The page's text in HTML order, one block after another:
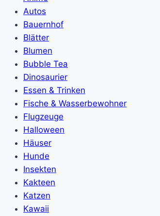
Autos
Bauernhof
Blätter
Blumen
Bubble Tea
Dinosaurier
Essen & Trinken
Fische & Wasserbewohner
Flugzeuge
Halloween
Häuser
Hunde
Insekten
Kakteen
Katzen
Kawaii